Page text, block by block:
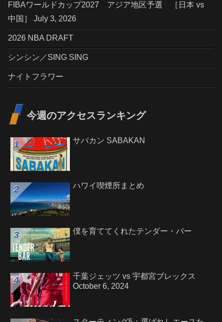
FIBAワールドカップ2027 アジア地区予選 ［日本 vs
中国］ July 3, 2026
2026 NBA DRAFT
シンシン／SING SING
ナイトフラワー
今週のアクセスランキング
サバカン SABAKAN
ハワイ喫煙所まとめ
僕を育ててくれたテンダー・バー
千葉ジェッツ vs 宇都宮ブレックス
October 6, 2024